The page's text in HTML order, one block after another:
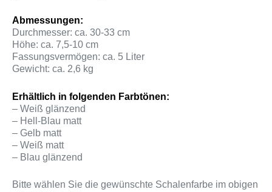
Abmessungen:
Durchmesser: ca. 30-33 cm
Höhe: ca. 7,5-10 cm
Fassungsvermögen: ca. 5 Liter
Gewicht: ca. 2,6 kg
Erhältlich in folgenden Farbtönen:
– Weiß glänzend
– Hell-Blau matt
– Gelb matt
– Weiß matt
– Blau glänzend
Bitte wählen Sie die gewünschte Schalenfarbe im obigen